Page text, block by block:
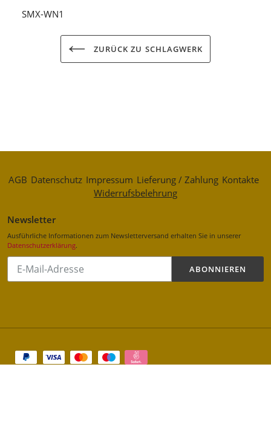
SMX-WN1
ZURÜCK ZU SCHLAGWERK
AGB Datenschutz Impressum Lieferung / Zahlung Kontakte
Widerrufsbelehrung
Newsletter
Ausführliche Informationen zum Newsletterversand erhalten Sie in unserer
Datenschutzerklärung.
Abonnieren
unsere
ABONNIEREN
Zahlungsarten